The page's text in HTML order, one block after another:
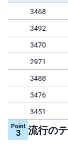
3468
3492
3470
2971
3488
3476
3451
Point
3 流行の